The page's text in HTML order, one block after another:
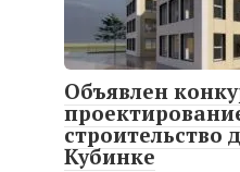
Объявлен
строительство
Кубинке